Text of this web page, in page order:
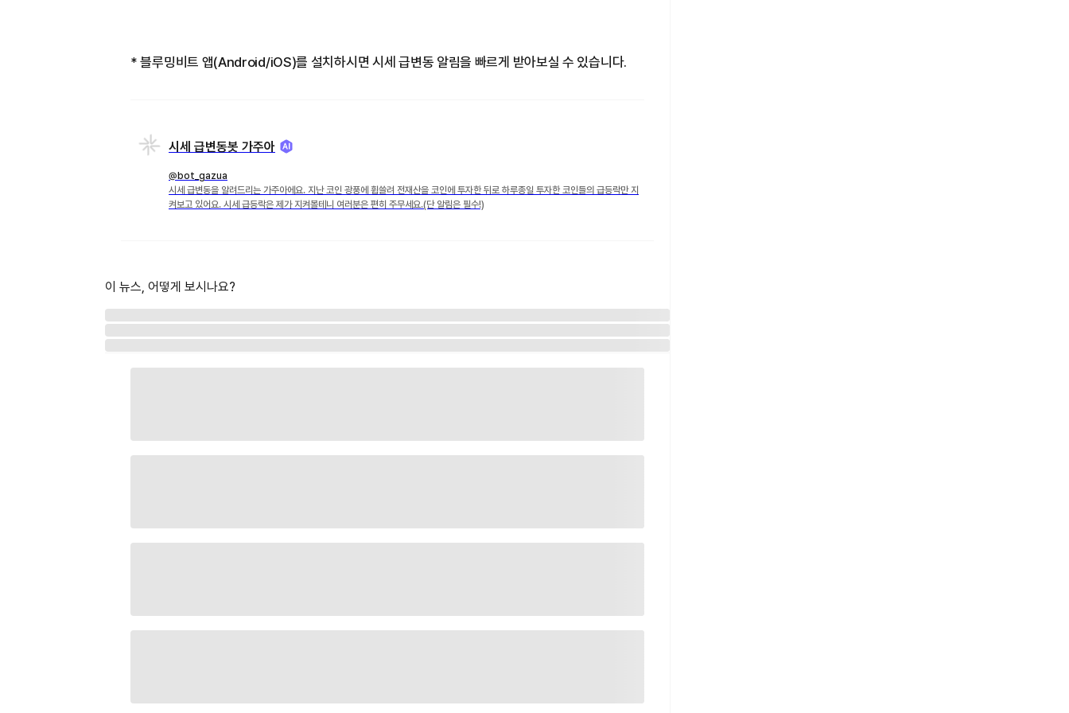
* 블루밍비트 앱(Android/iOS)를 설치하시면 시세 급변동 알림을 빠르게 받아보실 수 있습니다.
시세 급변동봇 가주아
@bot_gazua
시세 급변동을 알려드리는 가주아에요. 지난 코인 광풍에 휩쓸려 전재산을 코인에 투자한 뒤로 하루종일 투자한 코인들의 급등락만 지
켜보고 있어요. 시세 급등락은 제가 지켜볼테니 여러분은 편히 주무세요.(단 알림은 필수!)
이 뉴스, 어떻게 보시나요?